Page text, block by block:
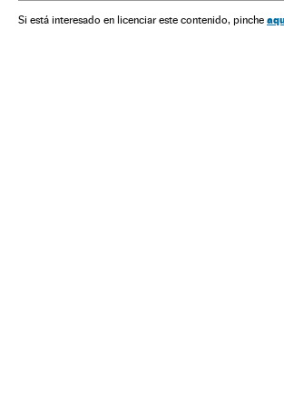
Si está interesado en licenciar este contenido, pinche